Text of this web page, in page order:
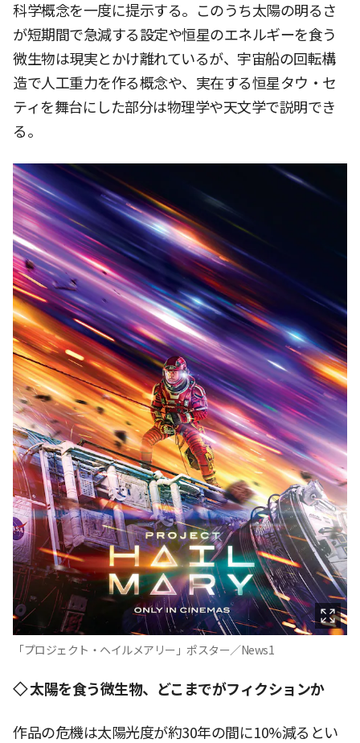
科学概念を一度に提示する。このうち太陽の明るさ
が短期間で急減する設定や恒星のエネルギーを食う
微生物は現実とかけ離れているが、宇宙船の回転構
造で人工重力を作る概念や、実在する恒星タウ・セ
ティを舞台にした部分は物理学や天文学で説明でき
る。
「プロジェクト・ヘイルメアリー」ポスター／News1
◇ 太陽を食う微生物、どこまでがフィクションか
作品の危機は太陽光度が約30年の間に10%減るとい